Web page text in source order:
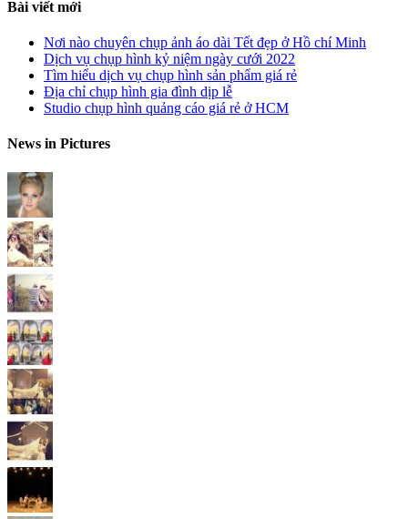
Bài viết mới
Nơi nào chuyên chụp ảnh áo dài Tết đẹp ở Hồ chí Minh
Dịch vụ chụp hình kỷ niệm ngày cưới 2022
Tìm hiểu dịch vụ chụp hình sản phẩm giá rẻ
Địa chỉ chụp hình gia đình dịp lễ
Studio chụp hình quảng cáo giá rẻ ở HCM
News in Pictures